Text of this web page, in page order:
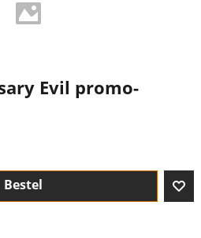
Evil promo-
Bestel